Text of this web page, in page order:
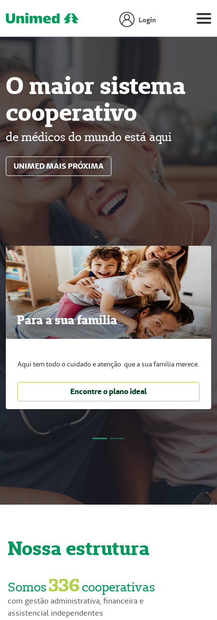
Login
O maior sistema
cooperativo
de médicos do mundo está aqui
UNIMED MAIS PRÓXIMA
Para a sua família
Aqui tem todo o cuidado e atenção que a sua família merece.
Encontre o plano ideal
Nossa estrutura
Somos336cooperativas
com gestão administrativa, financeira e
assistencial independentes